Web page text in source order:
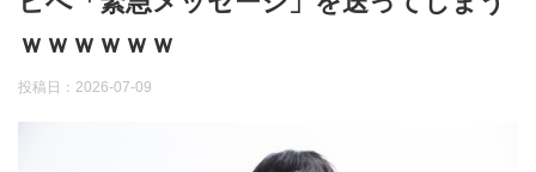
ｗｗｗｗｗｗ
投稿日： 2026-07-09